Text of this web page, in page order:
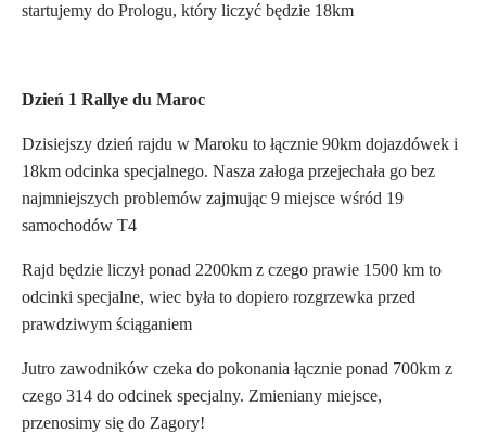
startujemy do Prologu, który liczyć będzie 18km
Dzień 1 Rallye du Maroc
Dzisiejszy dzień rajdu w Maroku to łącznie 90km dojazdówek i
18km odcinka specjalnego. Nasza załoga przejechała go bez
najmniejszych problemów zajmując 9 miejsce wśród 19
samochodów T4
Rajd będzie liczył ponad 2200km z czego prawie 1500 km to
odcinki specjalne, wiec była to dopiero rozgrzewka przed
prawdziwym ściąganiem
Jutro zawodników czeka do pokonania łącznie ponad 700km z
czego 314 do odcinek specjalny. Zmieniany miejsce,
przenosimy się do Zagory!